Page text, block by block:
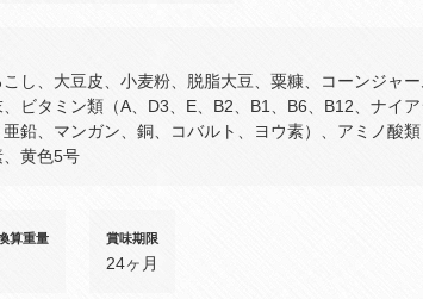
し、大豆皮、小麦粉、脱脂大豆、粟糠、コーンジャ
ビタミン類（A、D3、E、B2、B1、B6、B12、ナイ
鉛、マンガン、銅、コバルト、ヨウ素）、アミノ酸
黄色5号
算重量 賞味期限
24ヶ月